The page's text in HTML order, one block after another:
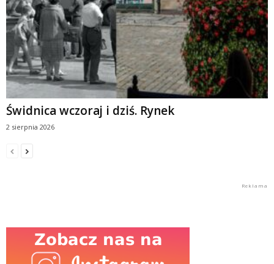
Świdnica wczoraj i dziś. Rynek
2 sierpnia 2026